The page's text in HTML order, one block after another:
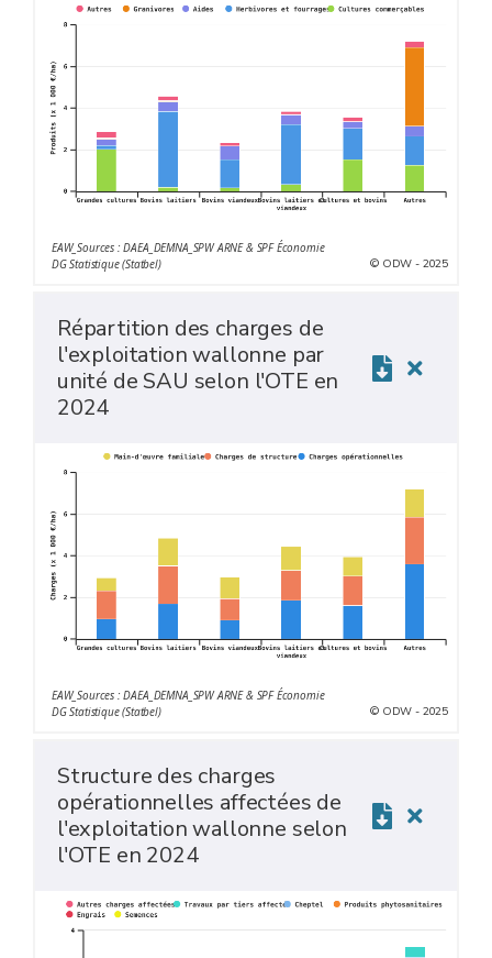
EAW_Sources : DAEA_DEMNA_SPW ARNE & SPF Économie
DG Statistique (Statbel)
© ODW - 2025
Répartition des charges de
l'exploitation wallonne par
unité de SAU selon l'OTE en
2024
EAW_Sources : DAEA_DEMNA_SPW ARNE & SPF Économie
DG Statistique (Statbel)
© ODW - 2025
Structure des charges
opérationnelles affectées de
l'exploitation wallonne selon
l'OTE en 2024